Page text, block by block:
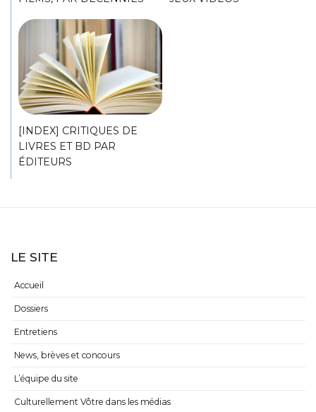
[INDEX] CRITIQUES DE
LIVRES ET BD PAR
ÉDITEURS
LE SITE
Accueil
Dossiers
Entretiens
News, brèves et concours
L’équipe du site
Culturellement Vôtre dans les médias